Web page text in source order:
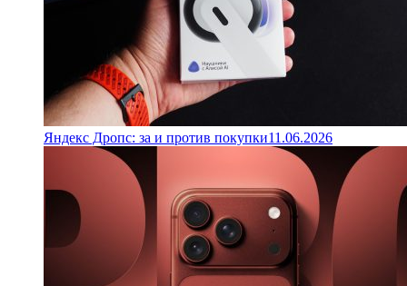
Яндекс Дропс: за и против покупки11.06.2026